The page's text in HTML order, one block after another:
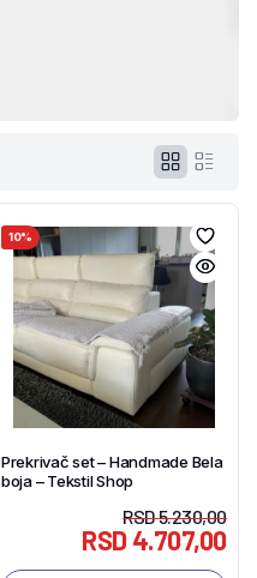
10%
Prekrivač set – Handmade Bela
boja – Tekstil Shop
RSD5.230,00
RSD4.707,00